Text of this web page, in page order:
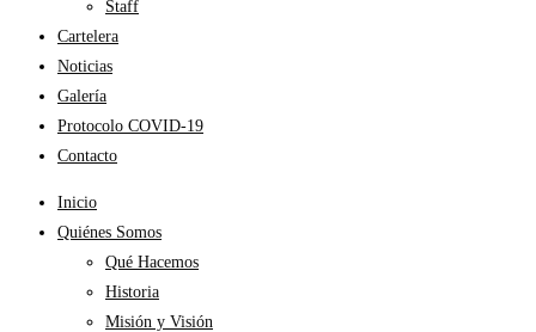
Staff
Cartelera
Noticias
Galería
Protocolo COVID-19
Contacto
Inicio
Quiénes Somos
Qué Hacemos
Historia
Misión y Visión